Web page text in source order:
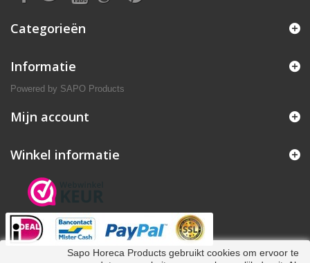
Categorieën
Informatie
Powered by SAPO Products
Mijn account
Winkel informatie
Sapo Horeca Products gebruikt cookies om ervoor te